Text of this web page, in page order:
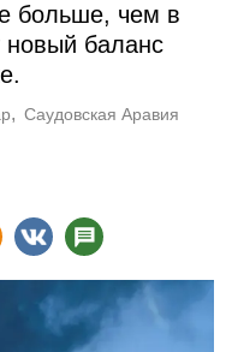
больше, чем в
новый баланс
Саудовская Аравия